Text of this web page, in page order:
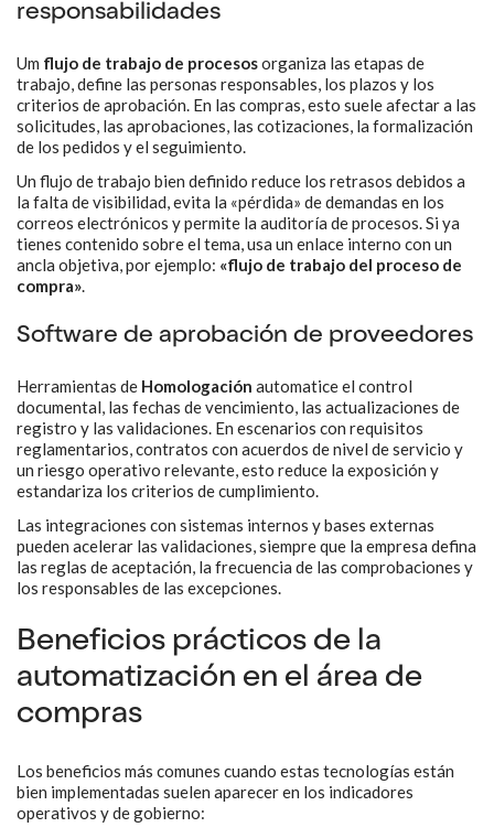
responsabilidades
Um flujo de trabajo de procesosorganiza las etapas de
trabajo, define las personas responsables, los plazos y los
criterios de aprobación. En las compras, esto suele afectar a las
solicitudes, las aprobaciones, las cotizaciones, la formalización
de los pedidos y el seguimiento.
Un flujo de trabajo bien definido reduce los retrasos debidos a
la falta de visibilidad, evita la «pérdida» de demandas en los
correos electrónicos y permite la auditoría de procesos. Si ya
tienes contenido sobre el tema, usa un enlace interno con un
ancla objetiva, por ejemplo: «flujo de trabajo del proceso de
compra».
Software de aprobación de proveedores
Herramientas de Homologación automatice el control
documental, las fechas de vencimiento, las actualizaciones de
registro y las validaciones. En escenarios con requisitos
reglamentarios, contratos con acuerdos de nivel de servicio y
un riesgo operativo relevante, esto reduce la exposición y
estandariza los criterios de cumplimiento.
Las integraciones con sistemas internos y bases externas
pueden acelerar las validaciones, siempre que la empresa defina
las reglas de aceptación, la frecuencia de las comprobaciones y
los responsables de las excepciones.
Beneficios prácticos de la
automatización en el área de
compras
Los beneficios más comunes cuando estas tecnologías están
bien implementadas suelen aparecer en los indicadores
operativos y de gobierno: